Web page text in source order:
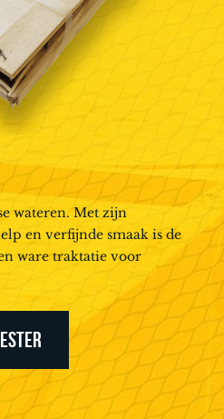
wateren. Met zijn
en verfijnde smaak is de
ware traktatie voor